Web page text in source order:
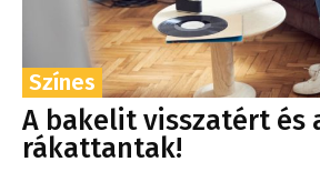
Színes
A bakelit visszatért és
rákattantak!